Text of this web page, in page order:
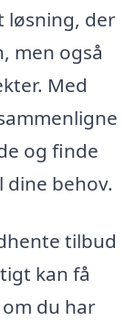
løsning, der
men også
Med
og finde
behov.
tilbud
kan få
du har